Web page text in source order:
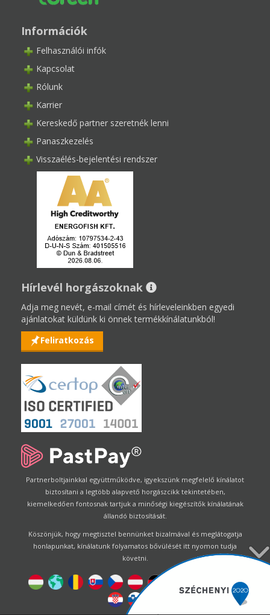
Információk
Felhasználói infók
Kapcsolat
Rólunk
Karrier
Kereskedő partner szeretnék lenni
Panaszkezelés
Visszaélés-bejelentési rendszer
Hírlevél horgászoknak
Adja meg nevét, e-mail címét és hírleveleinkben egyedi
ajánlatokat küldünk ki önnek termékkínálatunkból!
Feliratkozás
Partnerboltjainkkal együttműködve, igyekszünk megfelelő kínálatot
biztosítani a legtöbb alapvető horgászcikk tekintetében,
kiemelkedően fontosnak tartjuk a minőségi kiegészítők kínálatának
állandó biztosítását.
Köszönjük, hogy megtisztel bennünket bizalmával és meglátogatja
honlapunkat, kínálatunk folyamatos bővülését itt nyomon tudja
követni.